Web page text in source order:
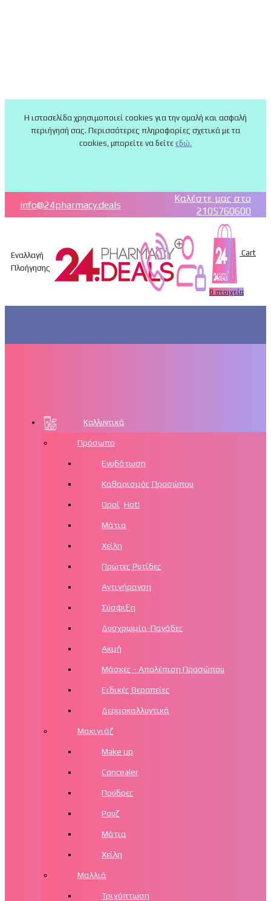
Η ιστοσελίδα χρησιμοποιεί cookies για την ομαλή και ασφαλή
περιήγησή σας. Περισσότερες πληροφορίες σχετικά με τα
cookies, μπορείτε να δείτε εδώ.
info@24pharmacy.deals
Καλέστε μας στο
2105760600
Εναλλαγή
Πλοήγησης
Cart
0 στοιχεία
Καλλυντικά
Πρόσωπο
Ενυδάτωση
Καθαρισμός Προσώπου
Οροί Hot!
Μάτια
Χείλη
Πρώτες Ρυτίδες
Αντιγήρανση
Σύσφιξη
Δυσχρωμία-Πανάδες
Ακμή
Μάσκες - Απολέπιση Προσώπου
Ειδικές Θεραπείες
Δερμοκαλλυντικά
Μακιγιάζ
Make up
Concealer
Πούδρες
Ρουζ
Μάτια
Χείλη
Μαλλιά
Τριχόπτωση